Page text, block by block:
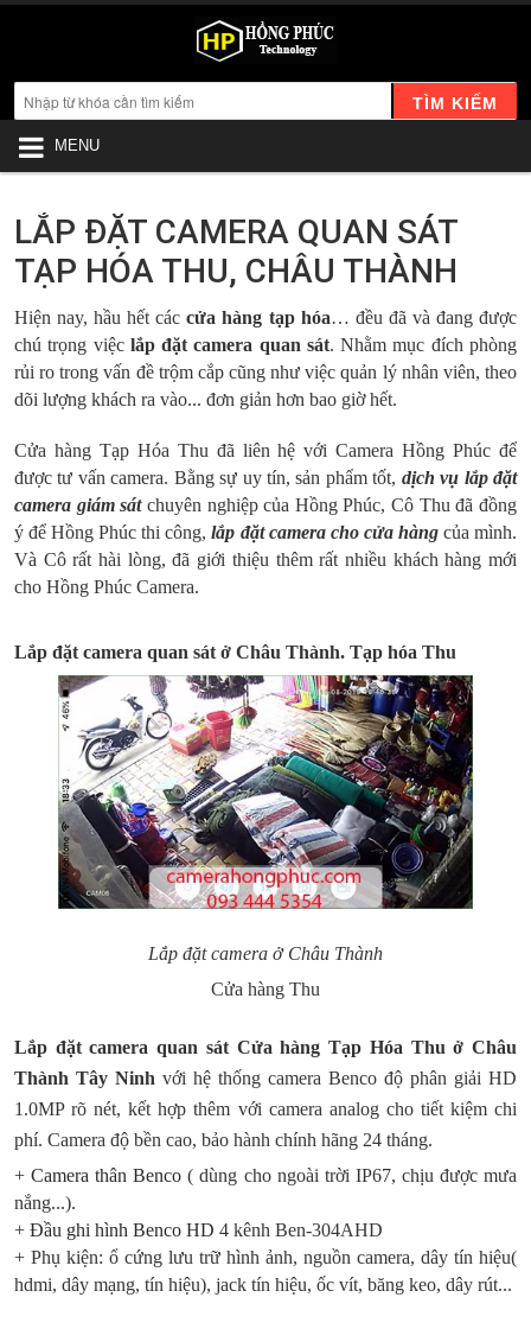
TÌM KIẾM
MENU
LẮP ĐẶT CAMERA QUAN SÁT
TẠP HÓA THU, CHÂU THÀNH
Hiện nay, hầu hết cáccửa hàng tạp hóa… đều đã và đang được
chú trọng việc lắp đặt camera quan sát. Nhằm mục đích phòng
rủi ro trong vấn đề trộm cắp cũng như việc quản lý nhân viên, theo
dõi lượng khách ra vào... đơn giản hơn bao giờ hết.
Cửa hàng Tạp Hóa Thu đã liên hệ với Camera Hồng Phúc để
được tư vấn camera. Bằng sự uy tín, sản phẩm tốt, dịch vụ lắp đặt
camera giám sátchuyên nghiệp của Hồng Phúc, Cô Thu đã đồng
ý để Hồng Phúc thi công,lắp đặt camera cho cửa hàngcủa mình.
Và Cô rất hài lòng, đã giới thiệu thêm rất nhiều khách hàng mới
cho Hồng Phúc Camera.
Lắp đặt camera quan sát ở Châu Thành. Tạp hóa Thu
Lắp đặt camera ở Châu Thành
Cửa hàng Thu
Lắp đặt camera quan sát Cửa hàng Tạp Hóa Thu ở Châu
Thành Tây Ninh với hệ thống camera Benco độ phân giải HD
1.0MP rõ nét, kết hợp thêm với camera analog cho tiết kiệm chi
phí. Camera độ bền cao, bảo hành chính hãng 24 tháng.
+Camera thân Benco ( dùng cho ngoài trời IP67, chịu được mưa
nắng...).
+ Đầu ghi hình Benco HD 4 kênh Ben-304AHD
+ Phụ kiện: ổ cứng lưu trữ hình ảnh, nguồn camera, dây tín hiệu(
hdmi, dây mạng, tín hiệu), jack tín hiệu, ốc vít, băng keo, dây rút...